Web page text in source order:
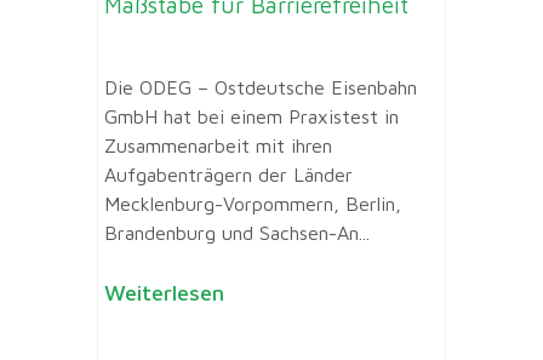
Die ODEG – Ostdeutsche Eisenbahn
GmbH hat bei einem Praxistest in
Zusammenarbeit mit ihren
Aufgabenträgern der Länder
Mecklenburg-Vorpommern, Berlin,
Brandenburg und Sachsen-An...
Weiterlesen